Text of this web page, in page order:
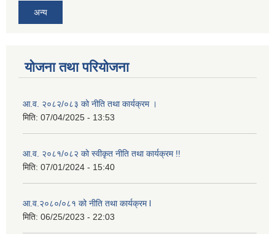
अन्य
योजना तथा परियोजना
आ.व. २०८२/०८३ को नीति तथा कार्यक्रम ।
मिति: 07/04/2025 - 13:53
आ.व. २०८१/०८२ को स्वीकृत नीति तथा कार्यक्रम !!
मिति: 07/01/2024 - 15:40
आ.व.२०८०/०८१ को नीति तथा कार्यक्रम l
मिति: 06/25/2023 - 22:03